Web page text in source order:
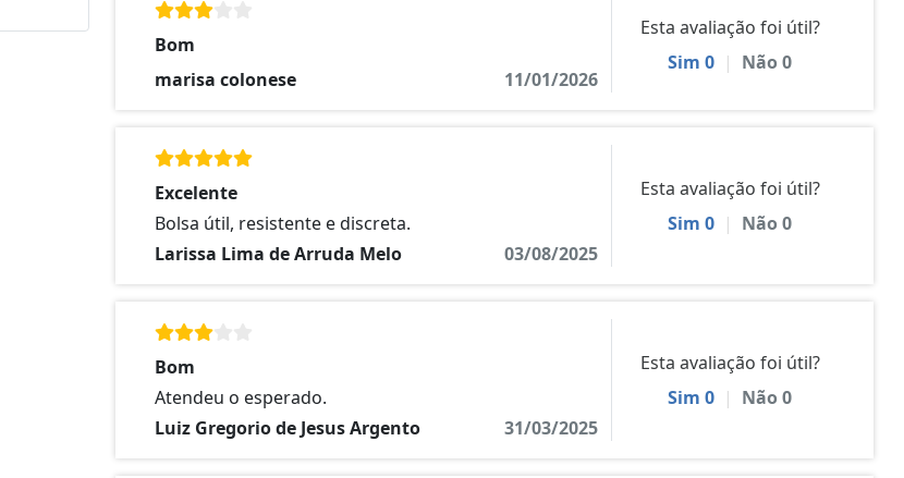
Bom
marisa colonese
11/01/2026
Esta avaliação foi útil?
Sim 0 | Não0
Excelente
Bolsa útil, resistente e discreta.
Larissa Lima de Arruda Melo
03/08/2025
Esta avaliação foi útil?
Sim 0 | Não0
Bom
Atendeu o esperado.
Luiz Gregorio de Jesus Argento
31/03/2025
Esta avaliação foi útil?
Sim 0 | Não0